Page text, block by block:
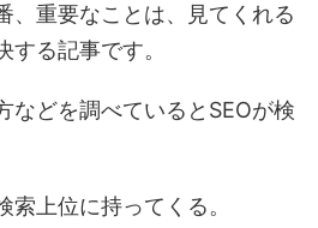
、重要なことは、見てくれる
する記事です。
などを調べているとSEOが検
上位に持ってくる。